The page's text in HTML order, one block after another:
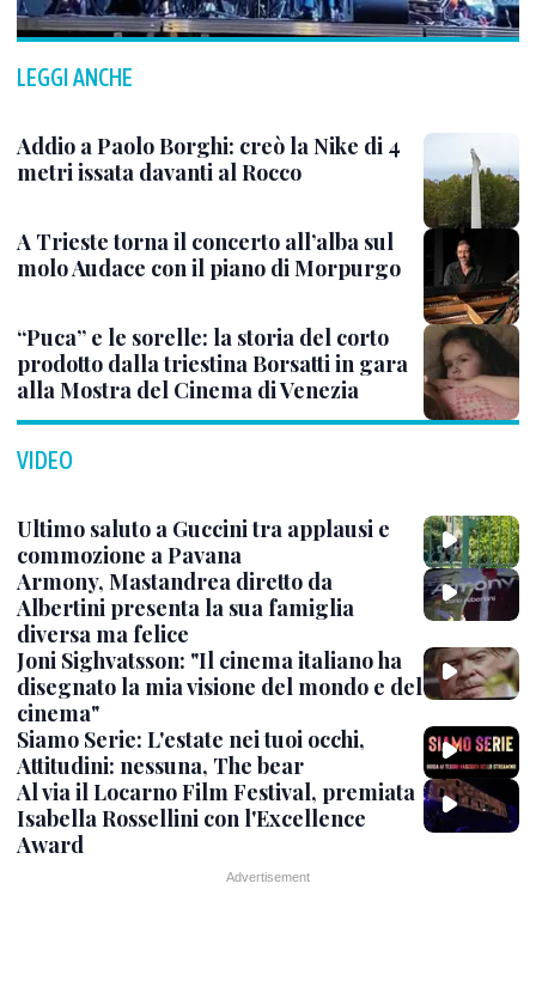
LEGGI ANCHE
Addio a Paolo Borghi: creò la Nike di 4
metri issata davanti al Rocco
A Trieste torna il concerto all’alba sul
molo Audace con il piano di Morpurgo
“Puca” e le sorelle: la storia del corto
prodotto dalla triestina Borsatti in gara
alla Mostra del Cinema di Venezia
VIDEO
Ultimo saluto a Guccini tra applausi e
commozione a Pavana
Armony, Mastandrea diretto da
Albertini presenta la sua famiglia
diversa ma felice
Joni Sighvatsson: "Il cinema italiano ha
disegnato la mia visione del mondo e del
cinema"
Siamo Serie: L'estate nei tuoi occhi,
Attitudini: nessuna, The bear
Al via il Locarno Film Festival, premiata
Isabella Rossellini con l'Excellence
Award